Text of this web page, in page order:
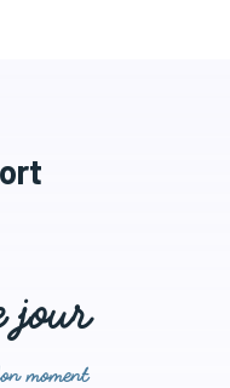
jour
moment